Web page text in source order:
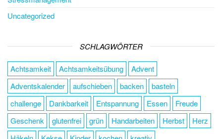
Uncategorized
SCHLAGWÖRTER
Achtsamkeit Achtsamkeitsübung
Advent
Adventskalender
aufschieben backen
basteln
challenge
Dankbarkeit Entspannung Essen
Freude
Geschenk
glutenfrei grün Handarbeiten Herbst
Herz